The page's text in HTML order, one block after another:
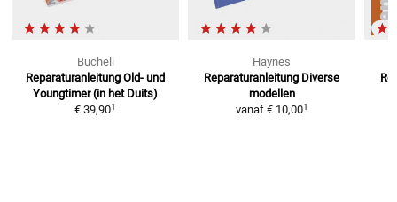
Bucheli
Reparaturanleitung Old- und
Youngtimer (in het Duits)
€ 39,901
Haynes
Reparaturanleitung Diverse
modellen
vanaf € 10,001